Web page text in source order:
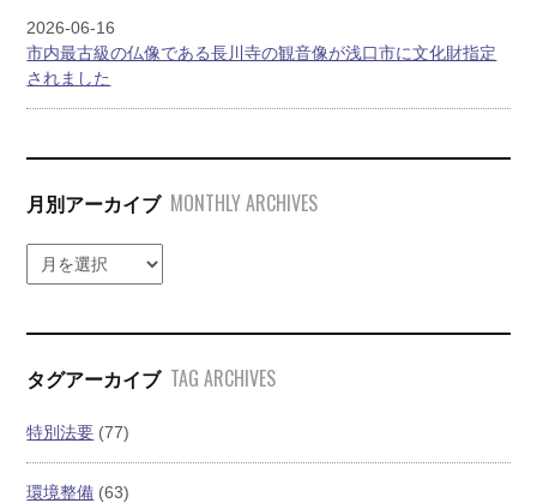
2026-06-16
市内最古級の仏像である長川寺の観音像が浅口市に文化財指定
されました
月別アーカイブ MONTHLY ARCHIVES
タグアーカイブ TAG ARCHIVES
特別法要 (77)
環境整備 (63)